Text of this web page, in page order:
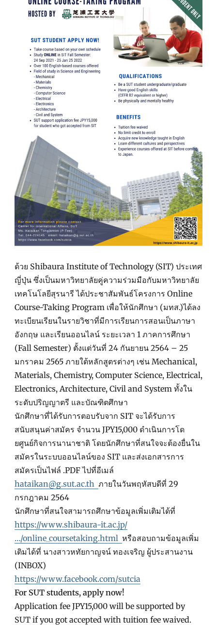
ด้วย Shibaura Institute of Technology (SIT) ประเทศ
ญี่ปุ่น ซึ่งเป็นมหาวิทยาลัยคู่ความร่วมมือกับมหาวิทยาลัย
เทคโนโลยีสุรนารี ได้ประชาสัมพันธ์โครงการ Online
Course-Taking Program เพื่อให้นักศึกษา (มทส.)ได้ลง
ทะเบียนเรียนในรายวิชาที่มีการเรียนการสอนเป็นภาษา
อังกฤษ และเรียนออนไลน์ ระยะเวลา 1 ภาคการศึกษา
(Fall Semester) ตั้งแต่วันที่ 24 กันยายน 2564 – 25
มกราคม 2565 ภายใต้หลักสูตรต่างๆ เช่น Mechanical,
Materials, Chemistry, Computer Science, Electrical,
Electronics, Architecture, Civil and System ทั้งใน
ระดับปริญญาตรี และบัณฑิตศึกษา
นักศึกษาที่ได้รับการตอบรับจาก SIT จะได้รับการ
สนับสนุนค่าสมัคร จำนวน JPY15,000 ดำเนินการโด
ยศูนย์กิจการนานาชาติ โดยนักศึกษาที่สนใจจะต้องยื่นใน
สมัครในระบบออนไลน์ของ SIT และส่งเอกสารการ
สมัครเป็นไฟล์ .PDF ไปที่อีเมล์
hataikan@g.sut.ac.th ภายในวันพฤหัสบดีที่ 29
กรกฎาคม 2564
นักศึกษาที่สนใจสามารถศึกษาข้อมูลเพิ่มเติมได้ที่
https://www.shibaura-it.ac.jp/
…/online_coursetaking.html หรือสอบถามข้อมูลเพิ่ม
เติมได้ที่ นางสาวหทัยกาญจน์ ทองเจริญ ผู้ประสานงาน
(INBOX)
https://www.facebook.com/sutcia
For SUT students, apply now!
Application fee JPY15,000 will be supported by
SUT if you got accepted with tuition fee waived.